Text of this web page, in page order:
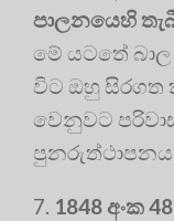
පාලනයෙහි
මේ යටතේ
විට ඔහු සිරගත
වෙනුවට
පුනරුත්ථාපනය
7. 1848 අංක